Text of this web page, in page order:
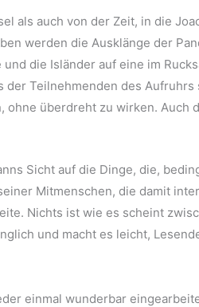
als auch von der Zeit, in die
werden die Ausklänge der
die Isländer auf eine im
der Teilnehmenden des
ohne überdreht zu wirken. Auch
Sicht auf die Dinge, die,
Mitmenschen, die damit
Nichts ist wie es scheint
und macht es leicht,
einmal wunderbar